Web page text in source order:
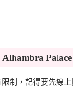
Alhambra
制，記得要先線